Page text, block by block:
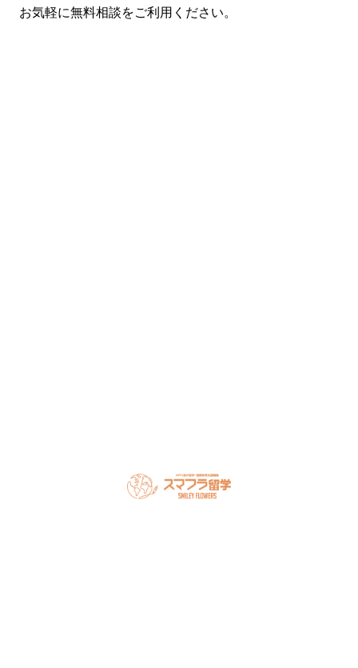
お気軽に無料相談をご利用ください。